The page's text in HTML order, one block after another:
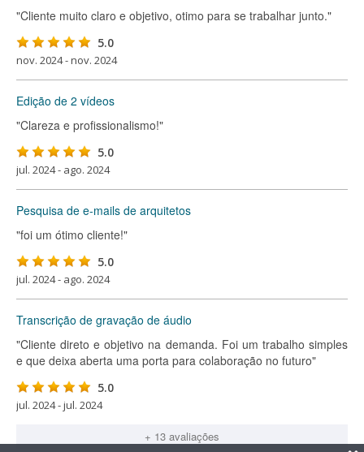
"Cliente muito claro e objetivo, otimo para se trabalhar junto."
5.0
nov. 2024 - nov. 2024
Edição de 2 vídeos
"Clareza e profissionalismo!"
5.0
jul. 2024 - ago. 2024
Pesquisa de e-mails de arquitetos
"foi um ótimo cliente!"
5.0
jul. 2024 - ago. 2024
Transcrição de gravação de áudio
"Cliente direto e objetivo na demanda. Foi um trabalho simples
e que deixa aberta uma porta para colaboração no futuro"
5.0
jul. 2024 - jul. 2024
+ 13 avaliações